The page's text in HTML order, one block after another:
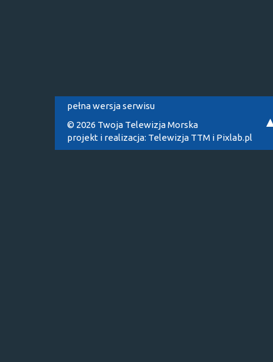
pełna wersja serwisu
© 2026 Twoja Telewizja Morska
projekt i realizacja: Telewizja TTM i Pixlab.pl